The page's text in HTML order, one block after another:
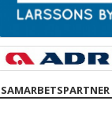
SAMARBETSPARTNER